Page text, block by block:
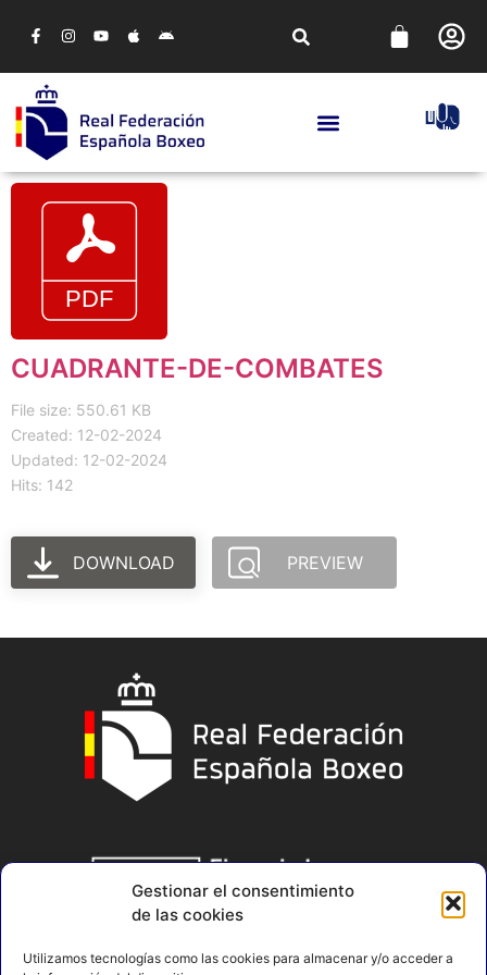
Gestionar el consentimiento
de las cookies
Utilizamos tecnologías como las cookies para almacenar y/o acceder a
CUADRANTE-DE-COMBATES
File size: 550.61 KB
Created: 12-02-2024
Updated: 12-02-2024
Hits: 142
DOWNLOAD PREVIEW